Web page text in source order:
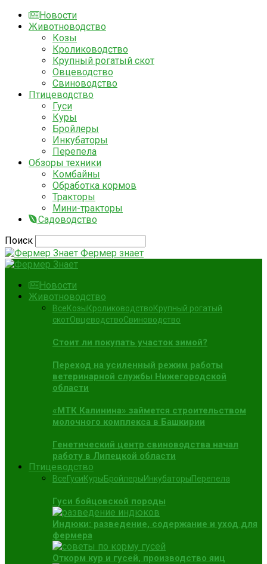
Новости
Животноводство
Козы
Кролиководство
Крупный рогатый скот
Овцеводство
Свиноводство
Птицеводство
Гуси
Куры
Бройлеры
Инкубаторы
Перепела
Обзоры техники
Комбайны
Обработка кормов
Тракторы
Мини-тракторы
Садоводство
Поиск
Фермер знает
Новости
Животноводство
ВсеКозыКролиководствоКрупный рогатый
скотОвцеводствоСвиноводство
Стоит ли покупать участок зимой?
Переход на усиленный режим работы
ветеринарной службы Нижегородской
области
«МТК Калинина» займется строительством
молочного комплекса в Башкирии
Генетический центр свиноводства начал
работу в Липецкой области
Птицеводство
ВсеГусиКурыБройлерыИнкубаторыПерепела
Гуси бойцовской породы
Индюки: разведение, содержание и уход для
фермера
Откорм кур и гусей, производство яиц